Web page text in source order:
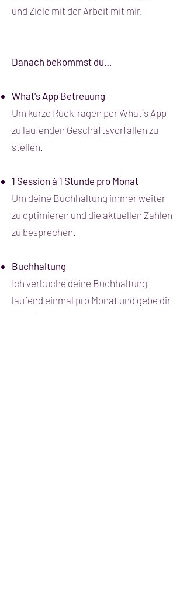
und Ziele mit der Arbeit mit mir.
Danach bekommst du…
What's App Betreuung
Um kurze Rückfragen per What´s App
zu laufenden Geschäftsvorfällen zu
stellen.
1 Session á 1 Stunde pro Monat
Um deine Buchhaltung immer weiter
zu optimieren und die aktuellen Zahlen
zu besprechen.
Buchhaltung
Ich verbuche deine Buchhaltung
laufend einmal pro Monat und gebe dir